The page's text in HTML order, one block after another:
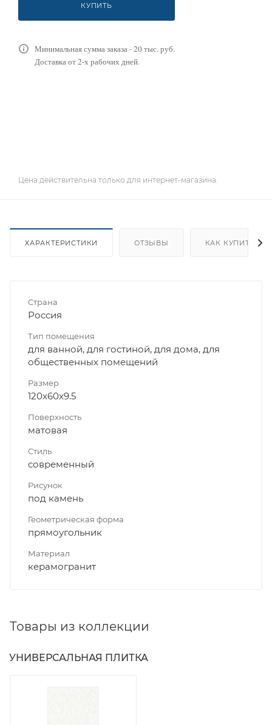
КУПИТЬ
Минимальная сумма заказа - 20 тыс. руб.
Доставка от 2-х рабочих дней.
Цена действительна только для интернет-магазина.
ХАРАКТЕРИСТИКИ ОТЗЫВЫ КАК КУПИТЬ
Страна
Россия
Тип помещения
для ванной, для гостиной, для дома, для
общественных помещений
Размер
120x60x9.5
Поверхность
матовая
Стиль
современный
Рисунок
под камень
Геометрическая форма
прямоугольник
Материал
керамогранит
Товары из коллекции
УНИВЕРСАЛЬНАЯ ПЛИТКА